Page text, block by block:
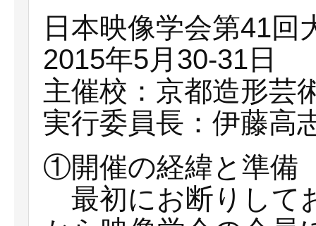
日本映像学会第41回
2015年5月30-31日
主催校：京都造形芸
実行委員長：伊藤高
①開催の経緯と準備
最初にお断りして